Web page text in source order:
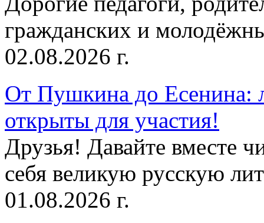
гражданских и
02.08.2026 г.
От Пушкина до Есенина:
открыты для участия!
Друзья! Давайте вместе
себя великую русскую
01.08.2026 г.